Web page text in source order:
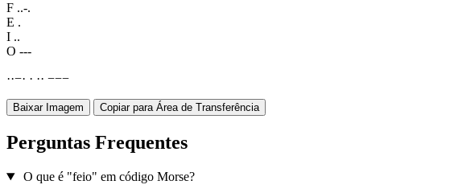
F ..-.
E .
I ..
O ---
··−· · ·· −−−
Baixar Imagem Copiar para Área de Transferência
Perguntas Frequentes
O que é "feio" em código Morse?